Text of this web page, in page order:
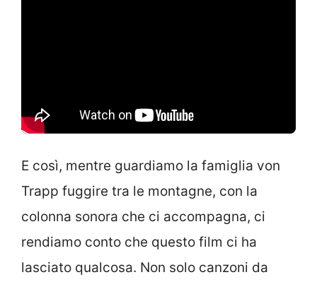
E così, mentre guardiamo la famiglia von
Trapp fuggire tra le montagne, con la
colonna sonora che ci accompagna, ci
rendiamo conto che questo film ci ha
lasciato qualcosa. Non solo canzoni da